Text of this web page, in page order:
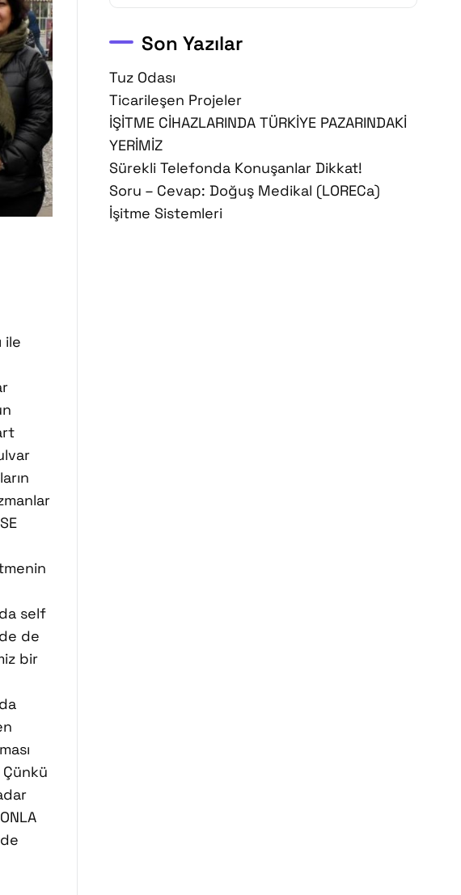
ile
self
de
bir
Son Yazılar
Tuz Odası
Ticarileşen Projeler
İŞİTME CİHAZLARINDA TÜRKİYE PAZARINDAKİ
YERİMİZ
Sürekli Telefonda Konuşanlar Dikkat!
Soru – Cevap: Doğuş Medikal (LORECa)
İşitme Sistemleri